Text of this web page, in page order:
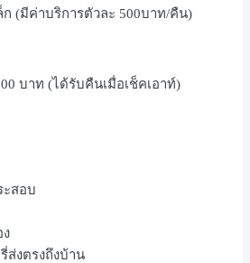
ก (มีค่าบริการตัวละ 500บาท/คืน)
บาท (ได้รับคืนเมื่อเช็คเอาท์)
ะสอบ
รี่ส่งตรงถึงบ้าน